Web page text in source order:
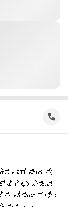
ಮೂರನೇ
ನೀಡುವ
ವಿಷಯಗಳಿಂದ